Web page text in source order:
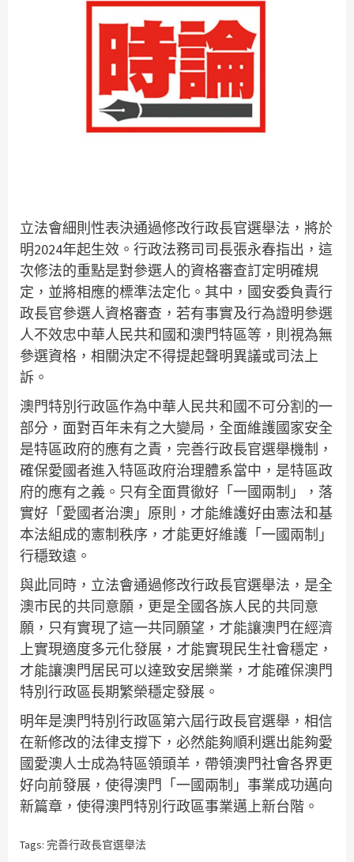
立法會細則性表決通過修改行政長官選舉法，將於
明2024年起生效。行政法務司司長張永春指出，這
次修法的重點是對參選人的資格審查訂定明確規
定，並將相應的標準法定化。其中，國安委負責行
政長官參選人資格審查，若有事實及行為證明參選
人不效忠中華人民共和國和澳門特區等，則視為無
參選資格，相關決定不得提起聲明異議或司法上
訴。
澳門特別行政區作為中華人民共和國不可分割的一
部分，面對百年未有之大變局，全面維護國家安全
是特區政府的應有之責，完善行政長官選舉機制，
確保愛國者進入特區政府治理體系當中，是特區政
府的應有之義。只有全面貫徹好「一國兩制」，落
實好「愛國者治澳」原則，才能維護好由憲法和基
本法組成的憲制秩序，才能更好維護「一國兩制」
行穩致遠。
與此同時，立法會通過修改行政長官選舉法，是全
澳市民的共同意願，更是全國各族人民的共同意
願，只有實現了這一共同願望，才能讓澳門在經濟
上實現適度多元化發展，才能實現民生社會穩定，
才能讓澳門居民可以達致安居樂業，才能確保澳門
特別行政區長期繁榮穩定發展。
明年是澳門特別行政區第六屆行政長官選舉，相信
在新修改的法律支撐下，必然能夠順利選出能夠愛
國愛澳人士成為特區領頭羊，帶領澳門社會各界更
好向前發展，使得澳門「一國兩制」事業成功邁向
新篇章，使得澳門特別行政區事業邁上新台階。
Tags: 完善行政長官選舉法